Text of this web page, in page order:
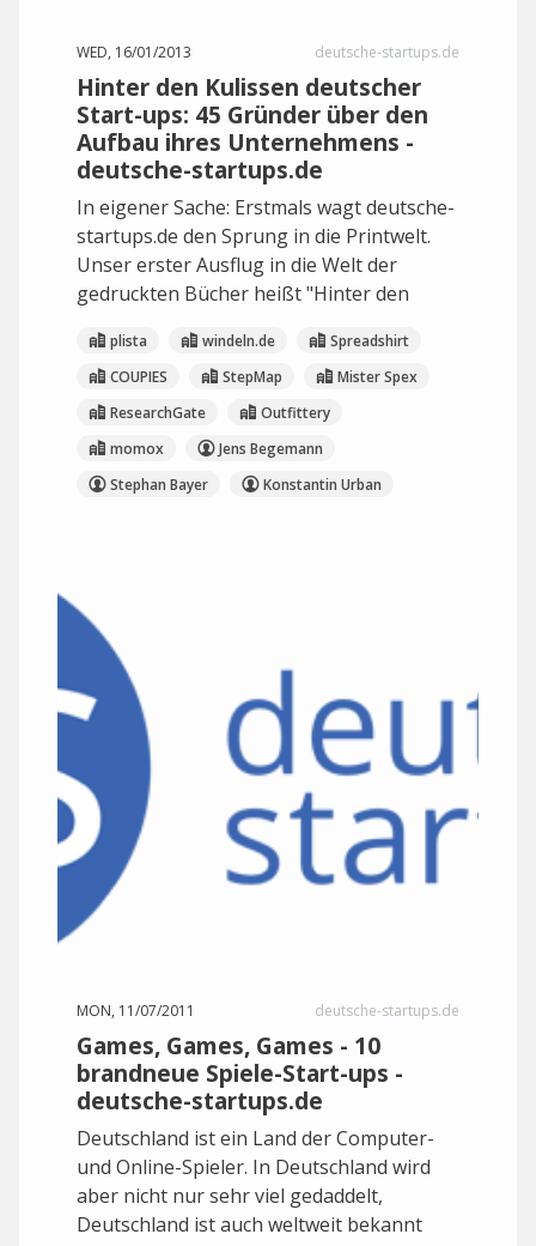
WED, 16/01/2013 deutsche-startups.de
Hinter den Kulissen deutscher
Start-ups: 45 Gründer über den
Aufbau ihres Unternehmens -
deutsche-startups.de
In eigener Sache: Erstmals wagt deutsche-
startups.de den Sprung in die Printwelt.
Unser erster Ausflug in die Welt der
gedruckten Bücher heißt "Hinter den
plista windeln.de
Spreadshirt
COUPIES
StepMap
Mister Spex
ResearchGate
Outfittery
momox
Jens Begemann
Stephan Bayer
Konstantin Urban
MON, 11/07/2011 deutsche-startups.de
Games, Games, Games - 10
brandneue Spiele-Start-ups -
deutsche-startups.de
Deutschland ist ein Land der Computer-
und Online-Spieler. In Deutschland wird
aber nicht nur sehr viel gedaddelt,
Deutschland ist auch weltweit bekannt